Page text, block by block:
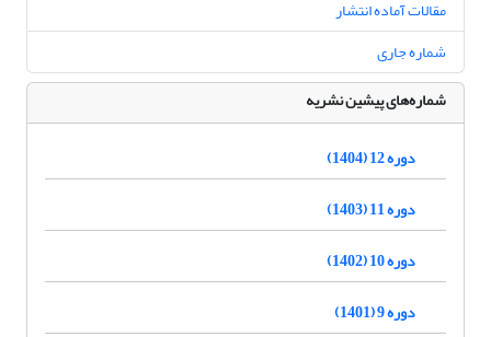
مقالات آماده انتشار
شماره جاری
شماره‌های پیشین نشریه
دوره 12 (1404)
دوره 11 (1403)
دوره 10 (1402)
دوره 9 (1401)